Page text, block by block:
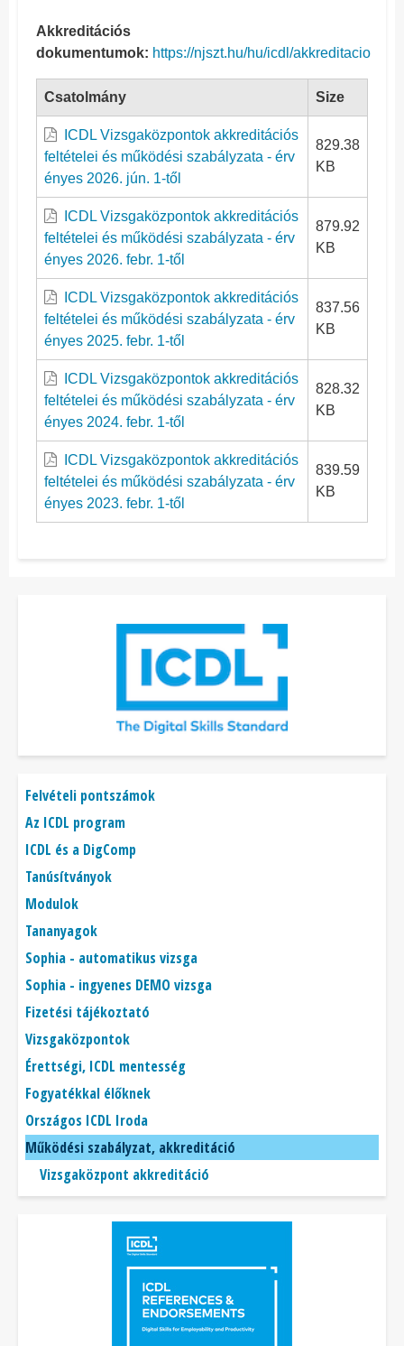
Akkreditációs
dokumentumok: https://njszt.hu/hu/icdl/akkreditacio
Csatolmány Size
ICDL Vizsgaközpontok akkreditációs
feltételei és működési szabályzata - érv
ényes 2026. jún. 1-től
829.38
KB
ICDL Vizsgaközpontok akkreditációs
feltételei és működési szabályzata - érv
ényes 2026. febr. 1-től
879.92
KB
ICDL Vizsgaközpontok akkreditációs
feltételei és működési szabályzata - érv
ényes 2025. febr. 1-től
837.56
KB
ICDL Vizsgaközpontok akkreditációs
feltételei és működési szabályzata - érv
ényes 2024. febr. 1-től
828.32
KB
ICDL Vizsgaközpontok akkreditációs
feltételei és működési szabályzata - érv
ényes 2023. febr. 1-től
839.59
KB
Főmenü
Felvételi pontszámok
Az ICDL program
ICDL és a DigComp
Tanúsítványok
Modulok
Tananyagok
Sophia - automatikus vizsga
Sophia - ingyenes DEMO vizsga
Fizetési tájékoztató
Vizsgaközpontok
Érettségi, ICDL mentesség
Fogyatékkal élőknek
Országos ICDL Iroda
Működési szabályzat, akkreditáció
Vizsgaközpont akkreditáció